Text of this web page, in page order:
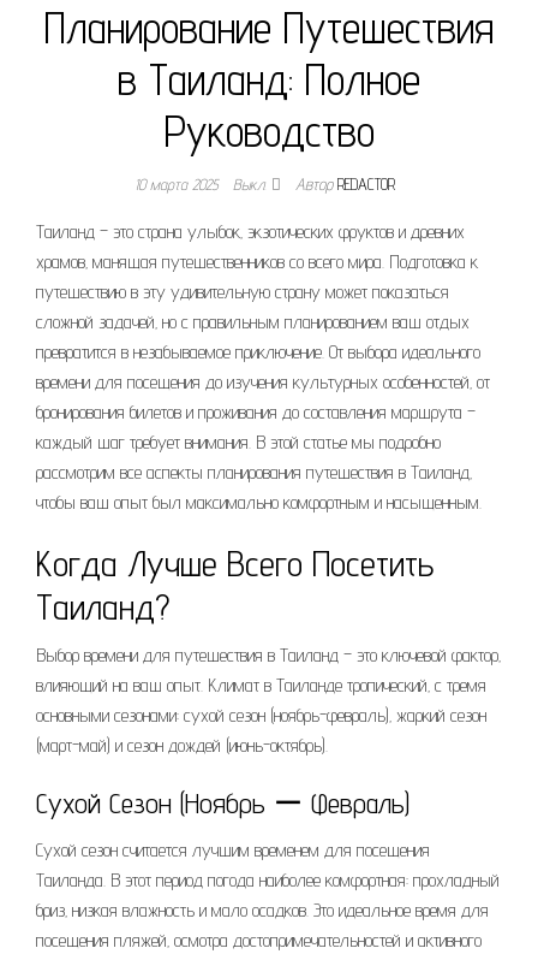
Планирование Путешествия
в Таиланд: Полное
Руководство
10 марта 2025 Выкл. АвторREDACTOR
Таиланд – это страна улыбок‚ экзотических фруктов и древних
храмов‚ манящая путешественников со всего мира. Подготовка к
путешествию в эту удивительную страну может показаться
сложной задачей‚ но с правильным планированием ваш отдых
превратится в незабываемое приключение. От выбора идеального
времени для посещения до изучения культурных особенностей‚ от
бронирования билетов и проживания до составления маршрута –
каждый шаг требует внимания. В этой статье мы подробно
рассмотрим все аспекты планирования путешествия в Таиланд‚
чтобы ваш опыт был максимально комфортным и насыщенным.
Когда Лучше Всего Посетить
Таиланд?
Выбор времени для путешествия в Таиланд – это ключевой фактор‚
влияющий на ваш опыт. Климат в Таиланде тропический‚ с тремя
основными сезонами: сухой сезон (ноябрь-февраль)‚ жаркий сезон
(март-май) и сезон дождей (июнь-октябрь).
Сухой Сезон (Ноябрь ー Февраль)
Сухой сезон считается лучшим временем для посещения
Таиланда. В этот период погода наиболее комфортная: прохладный
бриз‚ низкая влажность и мало осадков. Это идеальное время для
посещения пляжей‚ осмотра достопримечательностей и активного